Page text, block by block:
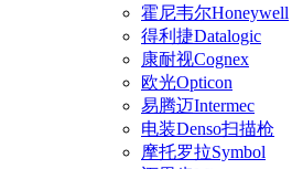
霍尼韦尔Honeywell
得利捷Datalogic
康耐视Cognex
欧光Opticon
易腾迈Intermec
电装Denso扫描枪
摩托罗拉Symbol